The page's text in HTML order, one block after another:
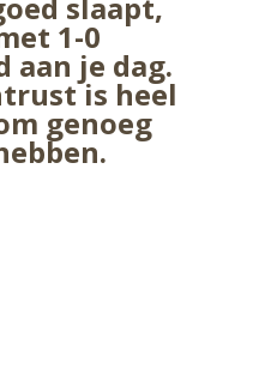
slaapt,
1-0
aan je dag.
is heel
genoeg